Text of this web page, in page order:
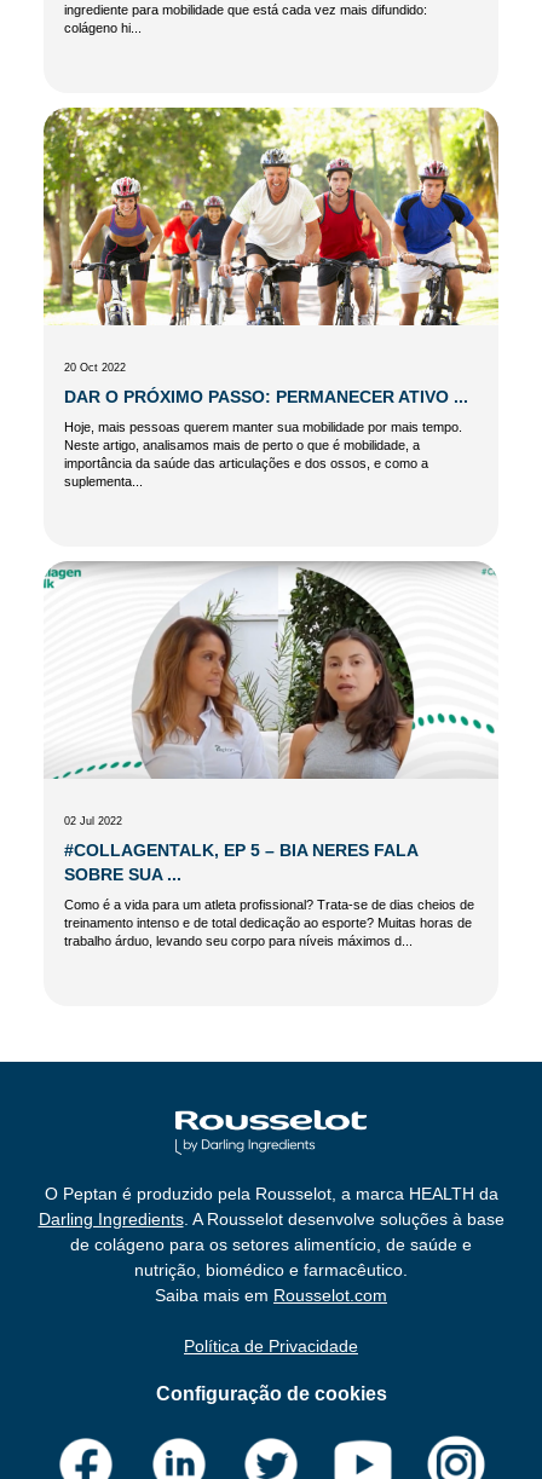
ingrediente para mobilidade que está cada vez mais difundido:
colágeno hi...
20 Oct 2022
DAR O PRÓXIMO PASSO: PERMANECER ATIVO ...
Hoje, mais pessoas querem manter sua mobilidade por mais tempo.
Neste artigo, analisamos mais de perto o que é mobilidade, a
importância da saúde das articulações e dos ossos, e como a
suplementa...
02 Jul 2022
#COLLAGENTALK, EP 5 – BIA NERES FALA
SOBRE SUA ...
Como é a vida para um atleta profissional? Trata-se de dias cheios de
treinamento intenso e de total dedicação ao esporte? Muitas horas de
trabalho árduo, levando seu corpo para níveis máximos d...
O Peptan é produzido pela Rousselot, a marca HEALTH da
Darling Ingredients. A Rousselot desenvolve soluções à base
de colágeno para os setores alimentício, de saúde e
nutrição, biomédico e farmacêutico.
Saiba mais em Rousselot.com
Política de Privacidade
Configuração de cookies